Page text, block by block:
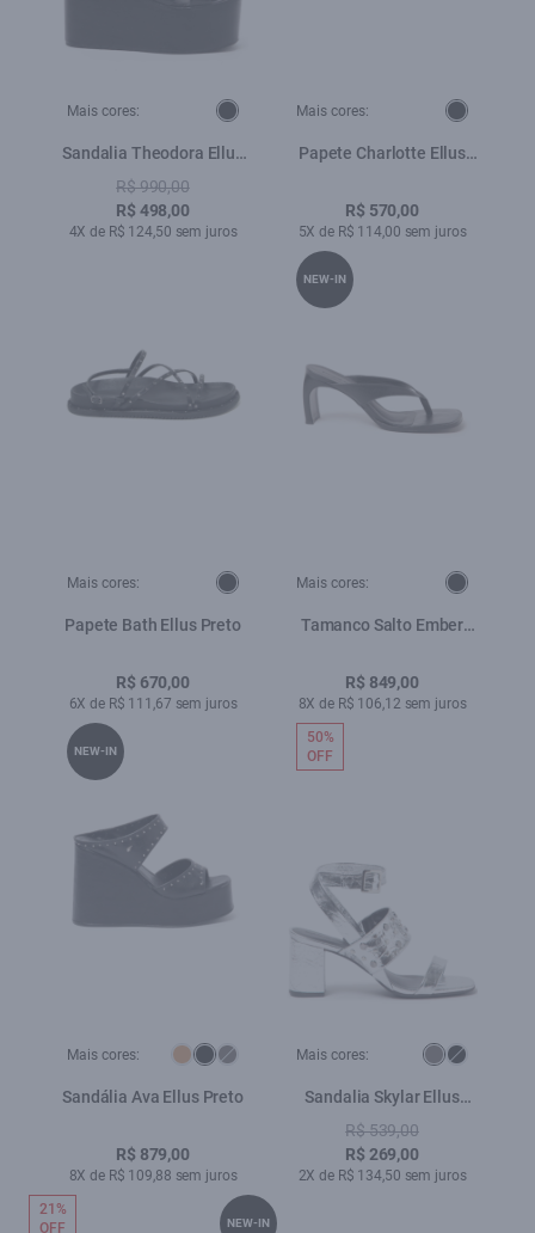
Mais cores:
Sandalia Theodora Ellus
Preto
R$ 990,00
R$ 498,00
4X de R$ 124,50 sem juros
Mais cores:
Papete Charlotte Ellus
R$ 570,00
5X de R$ 114,00 sem juros
Mais cores:
Papete Bath Ellus Preto
R$ 670,00
6X de R$ 111,67 sem juros
Mais cores:
Tamanco Salto Ember
R$ 849,00
8X de R$ 106,12 sem juros
NEW-IN
Mais cores:
Sandália Ava Ellus Preto
R$ 879,00
8X de R$ 109,88 sem juros
NEW-IN
Mais cores:
Sandalia Skylar Ellus
Prata
R$ 539,00
R$ 269,00
2X de R$ 134,50 sem juros
50%
OFF
21%
OFF
NEW-IN